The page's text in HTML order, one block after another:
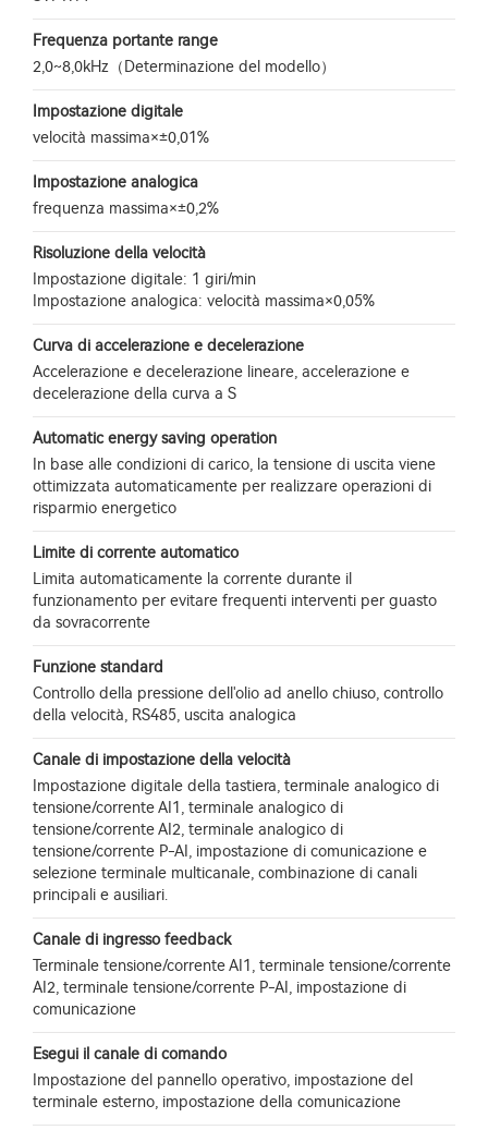
Frequenza portante range
2,0~8,0kHz（Determinazione del modello）
Impostazione digitale
velocità massima×±0,01%
Impostazione analogica
frequenza massima×±0,2%
Risoluzione della velocità
Impostazione digitale: 1 giri/min
Impostazione analogica: velocità massima×0,05%
Curva di accelerazione e decelerazione
Accelerazione e decelerazione lineare, accelerazione e
decelerazione della curva a S
Automatic energy saving operation
In base alle condizioni di carico, la tensione di uscita viene
ottimizzata automaticamente per realizzare operazioni di
risparmio energetico
Limite di corrente automatico
Limita automaticamente la corrente durante il
funzionamento per evitare frequenti interventi per guasto
da sovracorrente
Funzione standard
Controllo della pressione dell'olio ad anello chiuso, controllo
della velocità, RS485, uscita analogica
Canale di impostazione della velocità
Impostazione digitale della tastiera, terminale analogico di
tensione/corrente AI1, terminale analogico di
tensione/corrente AI2, terminale analogico di
tensione/corrente P-AI, impostazione di comunicazione e
selezione terminale multicanale, combinazione di canali
principali e ausiliari.
Canale di ingresso feedback
Terminale tensione/corrente AI1, terminale tensione/corrente
AI2, terminale tensione/corrente P-AI, impostazione di
comunicazione
Esegui il canale di comando
Impostazione del pannello operativo, impostazione del
terminale esterno, impostazione della comunicazione